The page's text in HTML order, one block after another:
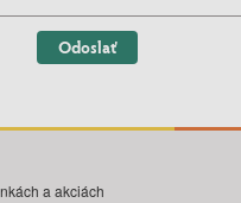
Odoslať
a akciách